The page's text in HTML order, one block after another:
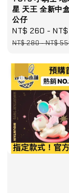
星 天王 全新中
公仔
Sale
price
NT$ 260 -
NT$ 280-NT$